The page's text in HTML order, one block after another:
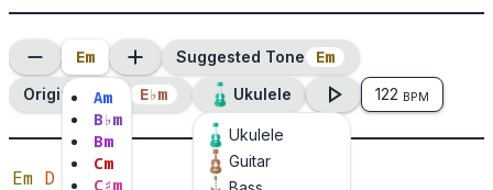
Em
Am
B♭m
Bm
Cm
C♯m
Suggested Tone Em
Original Tone E♭m Ukulele
Ukulele
Guitar
122 BPM
Em D C